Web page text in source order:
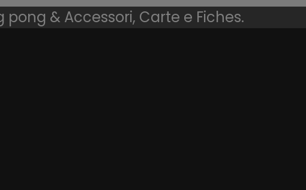
& Accessori, Carte e Fiches.